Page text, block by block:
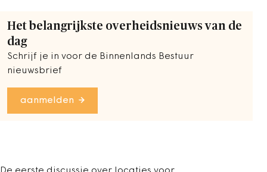
Het belangrijkste overheidsnieuws van de
dag
Schrijf je in voor de Binnenlands Bestuur
nieuwsbrief
aanmelden